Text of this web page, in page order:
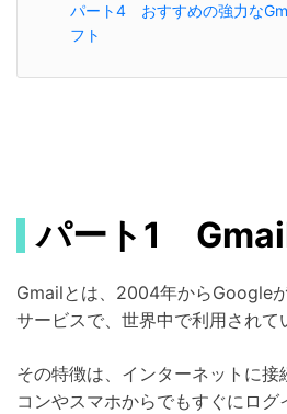
パート4 おすすめの強力な
フト
パート1
Gmailとは、2004年からGoogle
サービスで、世界中で利用されて
その特徴は、インターネットに接
コンやスマホからでもすぐにログ